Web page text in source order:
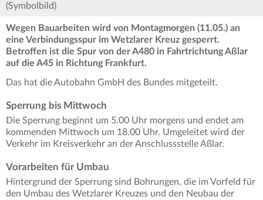
(Symbolbild)
Wegen Bauarbeiten wird von Montagmorgen (11.05.) an
eine Verbindungsspur im Wetzlarer Kreuz gesperrt.
Betroffen ist die Spur von der A480 in Fahrtrichtung Aßlar
auf die A45 in Richtung Frankfurt.
Das hat die Autobahn GmbH des Bundes mitgeteilt.
Sperrung bis Mittwoch
Die Sperrung beginnt um 5.00 Uhr morgens und endet am
kommenden Mittwoch um 18.00 Uhr. Umgeleitet wird der
Verkehr im Kreisverkehr an der Anschlussstelle Aßlar.
Vorarbeiten für Umbau
Hintergrund der Sperrung sind Bohrungen, die im Vorfeld für
den Umbau des Wetzlarer Kreuzes und den Neubau der